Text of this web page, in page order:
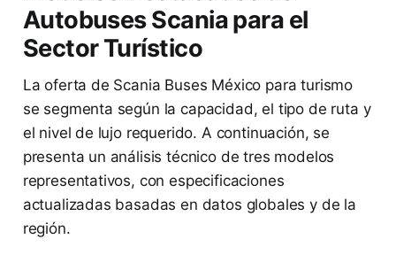
Autobuses Scania para el
Sector Turístico
La oferta de Scania Buses México para turismo
se segmenta según la capacidad, el tipo de ruta y
el nivel de lujo requerido. A continuación, se
presenta un análisis técnico de tres modelos
representativos, con especificaciones
actualizadas basadas en datos globales y de la
región.